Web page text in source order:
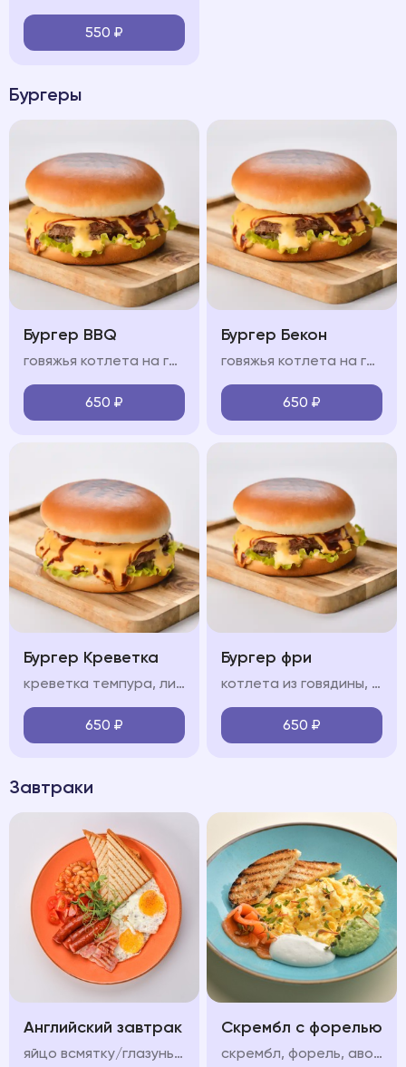
550 ₽
Бургеры
Бургер BBQ
говяжья котлета на гриле, сыр чеддер, свежие овощи, пикантный соус BBQ, мягкая булочка бриошь
650 ₽
Бургер Бекон
говяжья котлета на гриле, ломтики бекона, сыр чеддер, свежие овощи, пикантный соус, мягкая булочка бриошь
650 ₽
Бургер Креветка
креветка темпура, лист салата, красный лук, маринованный огурец, бриошь, сливочный сыр, соус, помидор
650 ₽
Бургер фри
котлета из говядины, лист салата, красный лук, маринованный огурец, соус, сыр чеддер, картофель фри
650 ₽
Завтраки
Английский завтрак
яйцо всмятку/глазунья, бекон, колбаски, фасоль в томатном соусе, помидор, тосты
Скрембл с форелью
скрембл, форель, авокадо мусс, крем фреш, пармезан/тосты